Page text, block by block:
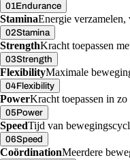
01Endurance
StaminaEnergie verzamelen,
02Stamina
StrengthKracht toepassen
03Strength
FlexibilityMaximale
04Flexibility
PowerKracht toepassen in
05Power
SpeedTijd van
06Speed
CoördinationMeerdere